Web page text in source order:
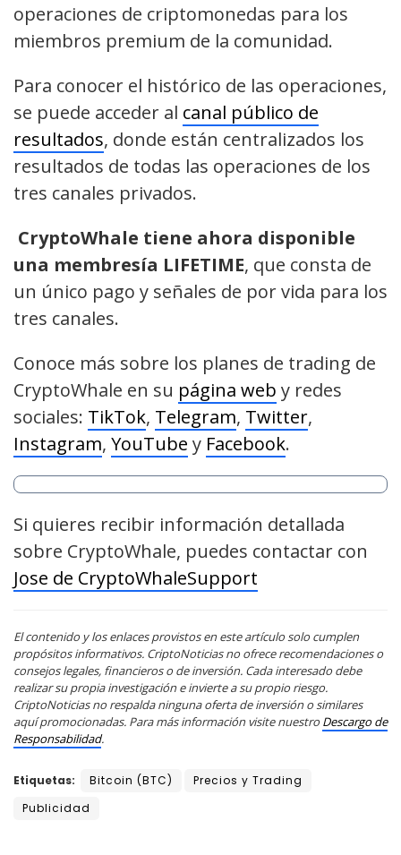
operaciones de criptomonedas para los
miembros premium de la comunidad.
Para conocer el histórico de las operaciones,
se puede acceder al canal público de
resultados, donde están centralizados los
resultados de todas las operaciones de los
tres canales privados.
CryptoWhale tiene ahora disponible
una membresía LIFETIME, que consta de
un único pago y señales de por vida para los
tres canales.
Conoce más sobre los planes de trading de
CryptoWhale en su página web y redes
sociales: TikTok, Telegram, Twitter,
Instagram, YouTube y Facebook.
Si quieres recibir información detallada
sobre CryptoWhale, puedes contactar con
Jose de CryptoWhaleSupport
El contenido y los enlaces provistos en este artículo solo cumplen
propósitos informativos. CriptoNoticias no ofrece recomendaciones o
consejos legales, financieros o de inversión. Cada interesado debe
realizar su propia investigación e invierte a su propio riesgo.
CriptoNoticias no respalda ninguna oferta de inversión o similares
aquí promocionadas. Para más información visite nuestro Descargo de
Responsabilidad.
Etiquetas: Bitcoin (BTC)
Precios y Trading
Publicidad